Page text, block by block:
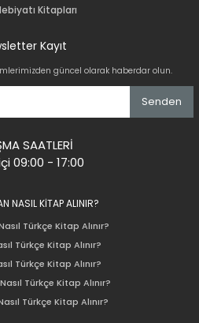
Kitapları
Kayıt
güncel olarak haberdar olun.
Senden
SAATLERİ
09:00 - 17:00
NASIL KİTAP ALINIR?
Türkçe Kitap Alınır?
Türkçe Kitap Alınır?
Türkçe Kitap Alınır?
Türkçe Kitap Alınır?
Türkçe Kitap Alınır?